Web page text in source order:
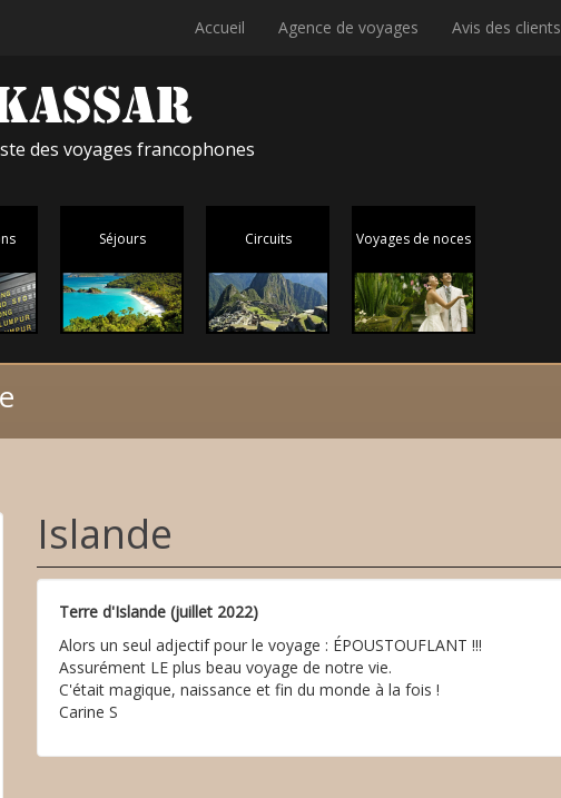
Accueil Agence de voyages Avis des clients
des voyages francophones
Séjours Circuits Voyages de noces
Islande
Terre d'Islande (juillet 2022)
Alors un seul adjectif pour le voyage : ÉPOUSTOUFLANT !!!
Assurément LE plus beau voyage de notre vie.
C'était magique, naissance et fin du monde à la fois !
Carine S